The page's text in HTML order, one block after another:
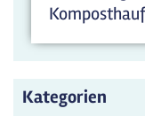
Kategorien